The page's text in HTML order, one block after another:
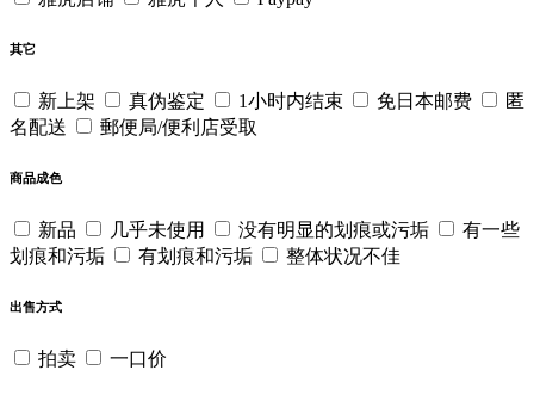
其它
新上架 真伪鉴定 1小时内结束 免日本邮费
匿
名配送
郵便局/便利店受取
商品成色
新品 几乎未使用 没有明显的划痕或污垢
有一些
划痕和污垢
有划痕和污垢 整体状况不佳
出售方式
拍卖 一口价